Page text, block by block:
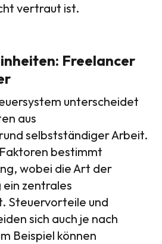
vertraut ist.
Freelancer
unterscheidet
aus
selbstständiger Arbeit.
bestimmt
wobei die Art der
zentrales
Steuervorteile und
sich auch je nach
Beispiel können